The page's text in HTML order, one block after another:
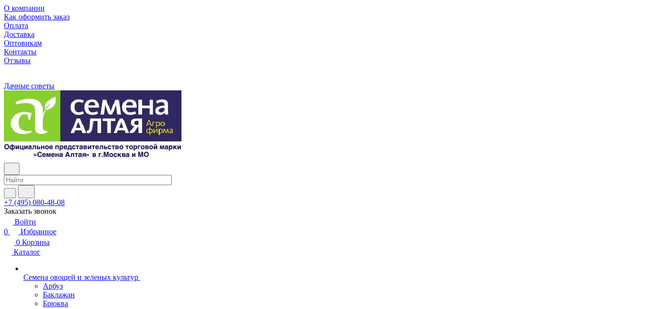
О компании
Как оформить заказ
Оплата
Доставка
Оптовикам
Контакты
Отзывы
Дачные советы
+7 (495) 080-48-08
Заказать звонок
Войти
0
Избранное
0 Корзина
Каталог
Семена овощей и зеленых культур
Арбуз
Баклажан
Брюква